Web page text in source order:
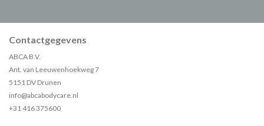
Contactgegevens
ABCA B.V.
Ant. van Leeuwenhoekweg 7
5151 DV Drunen
info@abcabodycare.nl
+31 416 375600